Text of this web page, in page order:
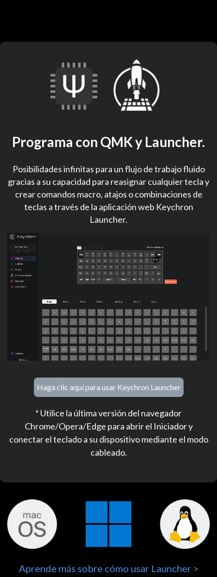
Programa con QMK y Launcher.
Posibilidades infinitas para un flujo de trabajo fluido
gracias a su capacidad para reasignar cualquier tecla y
crear comandos macro, atajos o combinaciones de
teclas a través de la aplicación web Keychron
Launcher.
Haga clic aquí para usar Keychron Launcher
* Utilice la última versión del navegador
Chrome/Opera/Edge para abrir el Iniciador y
conectar el teclado a su dispositivo mediante el modo
cableado.
Aprende más sobre cómo usar Launcher >